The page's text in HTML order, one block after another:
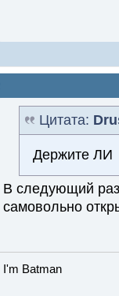
Цитата:
Держите ЛИ
В следующий
самовольно
I'm Batman